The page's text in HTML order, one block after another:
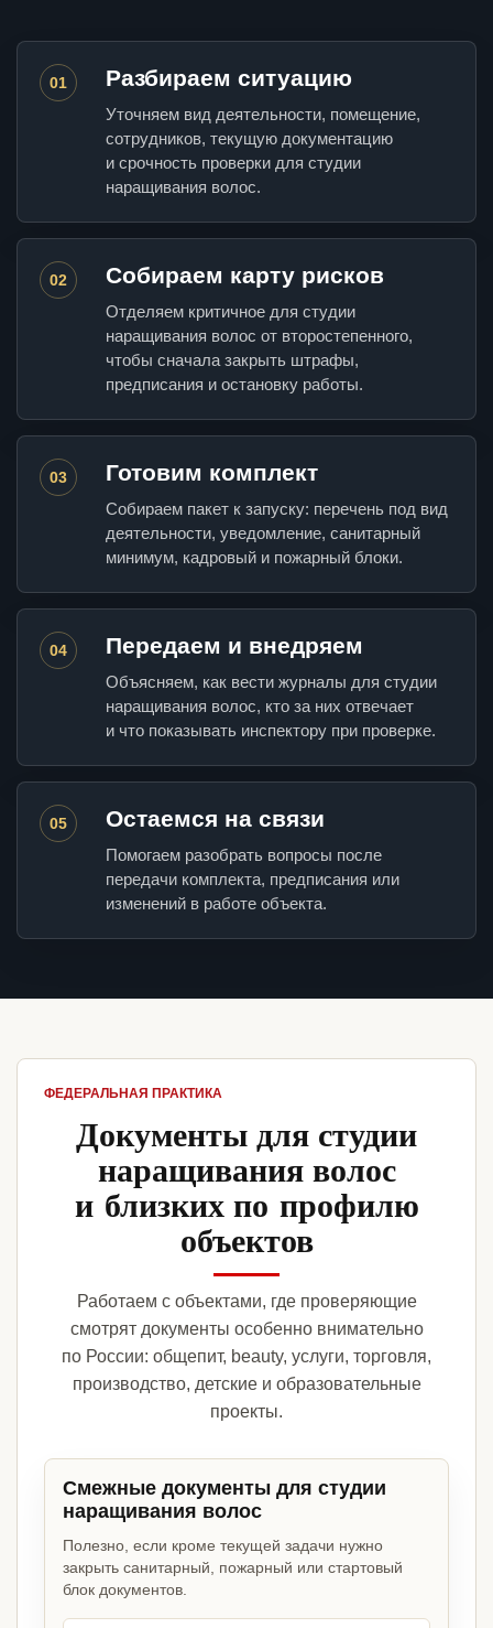
01 Разбираем ситуацию
Уточняем вид деятельности, помещение,
сотрудников, текущую документацию
и срочность проверки для студии
наращивания волос.
02 Собираем карту рисков
Отделяем критичное для студии
наращивания волос от второстепенного,
чтобы сначала закрыть штрафы,
предписания и остановку работы.
03 Готовим комплект
Собираем пакет к запуску: перечень под вид
деятельности, уведомление, санитарный
минимум, кадровый и пожарный блоки.
04 Передаем и внедряем
Объясняем, как вести журналы для студии
наращивания волос, кто за них отвечает
и что показывать инспектору при проверке.
05 Остаемся на связи
Помогаем разобрать вопросы после
передачи комплекта, предписания или
изменений в работе объекта.
ФЕДЕРАЛЬНАЯ ПРАКТИКА
Документы для студии
наращивания волос
и близких по профилю
объектов
Работаем с объектами, где проверяющие
смотрят документы особенно внимательно
по России: общепит, beauty, услуги, торговля,
производство, детские и образовательные
проекты.
Смежные документы для студии
наращивания волос
Полезно, если кроме текущей задачи нужно
закрыть санитарный, пожарный или стартовый
блок документов.